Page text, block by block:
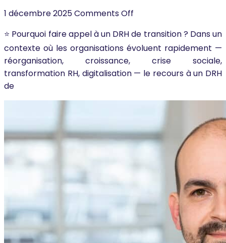
1 décembre 2025Comments Off
⭐ Pourquoi faire appel à un DRH de transition ? Dans un
contexte où les organisations évoluent rapidement —
réorganisation, croissance, crise sociale,
transformation RH, digitalisation — le recours à un DRH
de